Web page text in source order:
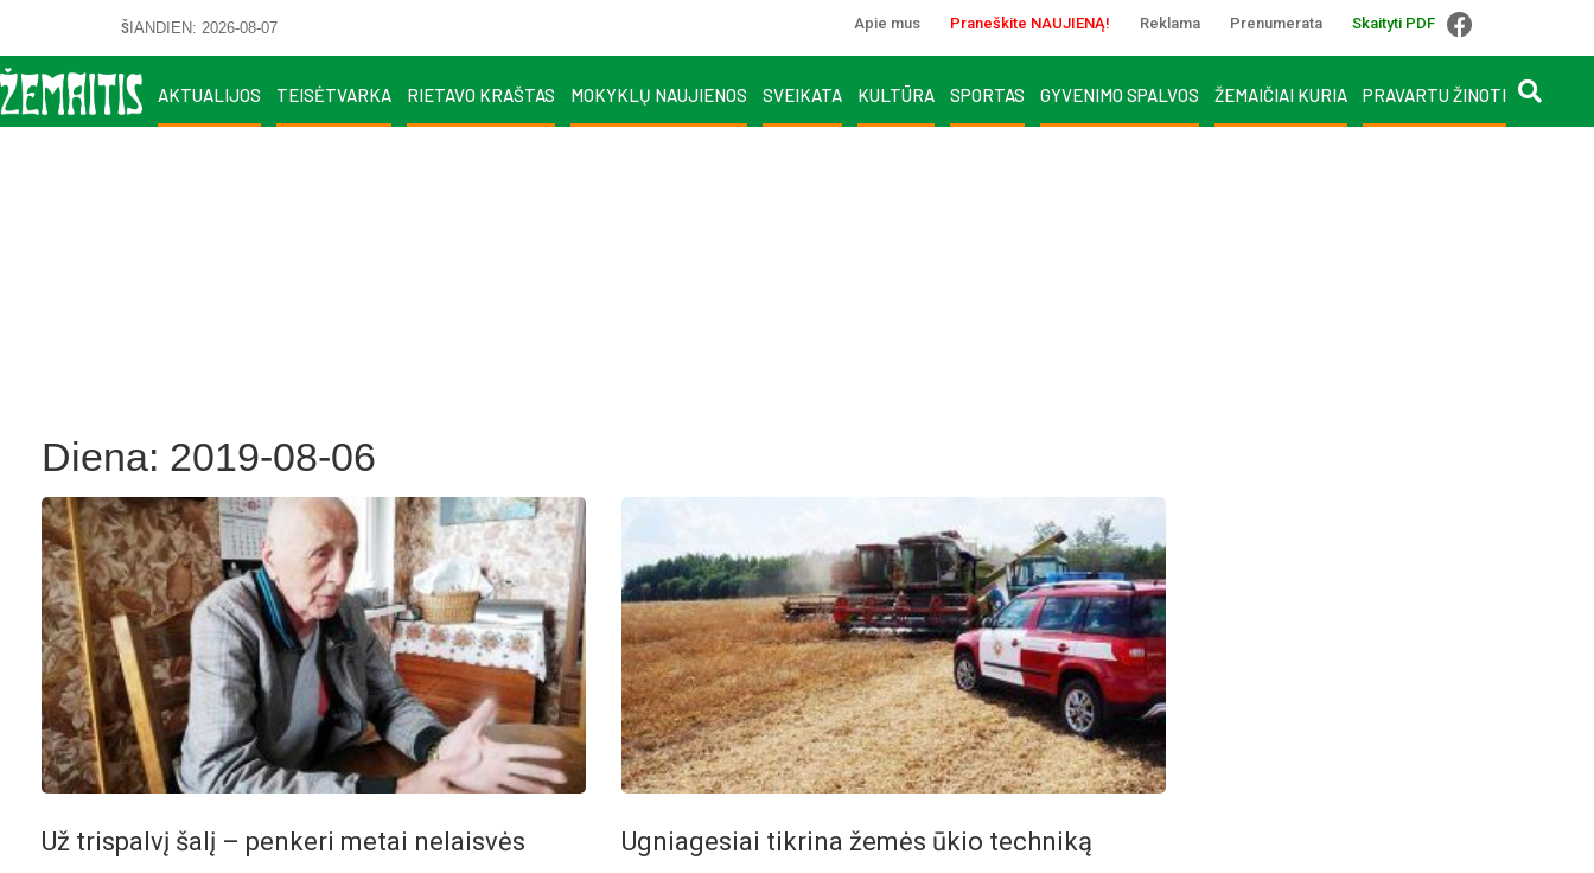
ŠIANDIEN: 2026-08-07 Apie mus Praneškite NAUJIENĄ! Reklama Prenumerata Skaityti PDF
AKTUALIJOS TEISĖTVARKA RIETAVO KRAŠTAS MOKYKLŲ NAUJIENOS SVEIKATA KULTŪRA SPORTAS GYVENIMO SPALVOS ŽEMAIČIAI KURIA PRAVARTU ŽINOTI
Diena: 2019-08-06
Už trispalvį šalį – penkeri metai nelaisvės Ugniagesiai tikrina žemės ūkio techniką